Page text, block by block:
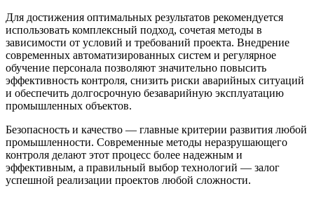
Для достижения оптимальных результатов рекомендуется
использовать комплексный подход, сочетая методы в
зависимости от условий и требований проекта. Внедрение
современных автоматизированных систем и регулярное
обучение персонала позволяют значительно повысить
эффективность контроля, снизить риски аварийных ситуаций
и обеспечить долгосрочную безаварийную эксплуатацию
промышленных объектов.
Безопасность и качество — главные критерии развития любой
промышленности. Современные методы неразрушающего
контроля делают этот процесс более надежным и
эффективным, а правильный выбор технологий — залог
успешной реализации проектов любой сложности.